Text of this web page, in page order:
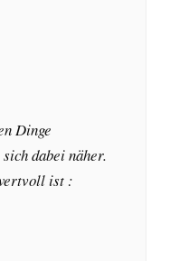
Dinge
dabei näher.
ist :